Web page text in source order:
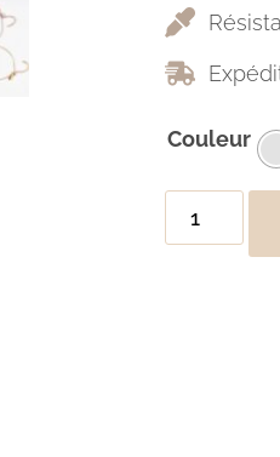
Couleur